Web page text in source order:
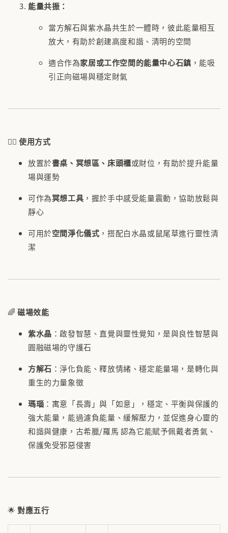
能量共振：
當方解石與紫水晶共生於一體時，彼此能量相互
放大，有助於創建高度和諧、清明的空間
適合作為家居或工作空間的能量中心石鎮 ，能吸
引正向磁場與穩定財氣
🧘‍♀️使用方式
放置於書桌、冥想區、床頭櫃或財位，有助於提升能量
場與運勢
可作為冥想工具 ，握於手中感受能量震動，協助放鬆與
靜心
可用於空間淨化儀式 ，搭配白水晶或鼠尾草進行靈性清
潔
🌈磁場效能
紫水晶 ：啟發智慧、直覺與靈性覺知，是與良性智慧與
圓融磁場的守護石
方解石 ：淨化負能、釋放情緒、穩定能量場，是轉化與
重生的力量象徵
瑪瑙 ：寓意「長壽」與「如意」，穩定、平衡與保護的
強大能量，能過濾負能量、緩解壓力，並促進身心靈的
和諧與健康，古希臘/羅馬 認為它能賦予佩戴者勇氣、
保護免受邪惡侵害
🌟對應五行